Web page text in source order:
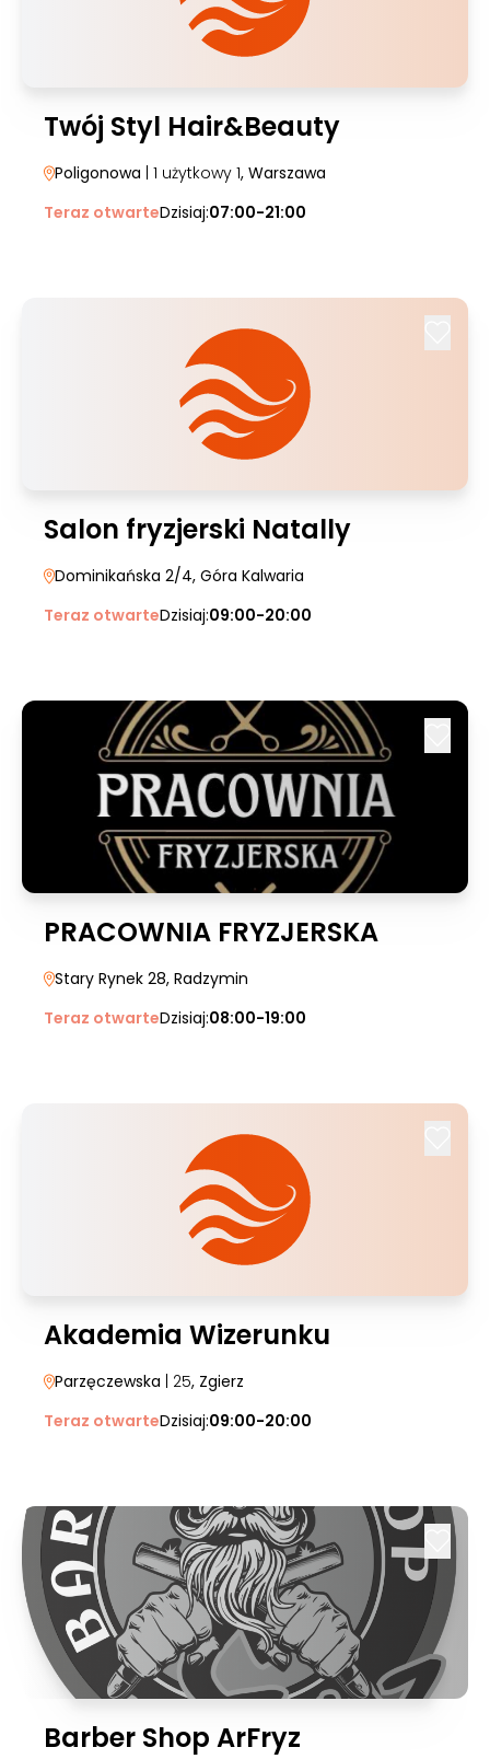
Twój Styl Hair&Beauty
Poligonowa | 1 użytkowy 1, Warszawa
Teraz otwarteDzisiaj:07:00-21:00
Salon fryzjerski Natally
Dominikańska 2/4, Góra Kalwaria
Teraz otwarteDzisiaj:09:00-20:00
PRACOWNIA FRYZJERSKA
Stary Rynek 28, Radzymin
Teraz otwarteDzisiaj:08:00-19:00
Akademia Wizerunku
Parzęczewska | 25, Zgierz
Teraz otwarteDzisiaj:09:00-20:00
Barber Shop ArFryz